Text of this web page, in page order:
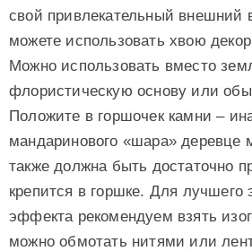
свой привлекательный внешний
можете использовать хвою
Можно использовать вместо
флористическую основу или
Положите в горшочек камни –
мандаринового «шара» деревце
также должна быть достаточно
крепится в горшке. Для лучшего
эффекта рекомендуем взять
можно обмотать нитями или